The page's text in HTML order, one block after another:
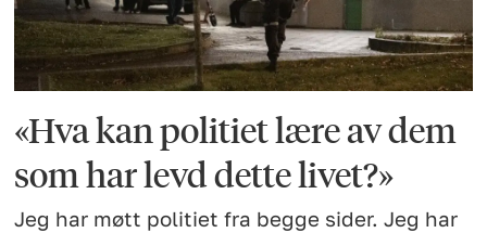
«Hva kan politiet lære av dem
som har levd dette livet?»
Jeg har møtt politiet fra begge sider. Jeg har